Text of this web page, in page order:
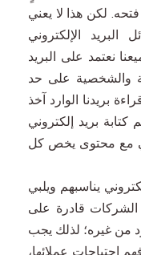
لكن هذا لا يعني
الإلكتروني
نعتمد على البريد
والشخصية على حد
بريدنا الوارد آخذ
كتابة بريد إلكتروني
مع محتوى يخص كل
يناسبهم ويلبي
الشركات قادرة على
من غيره؛ لذلك يجب
احتياجات عملائها،